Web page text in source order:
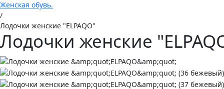
Женская обувь.
/
Лодочки женские "ELPAQO"
Лодочки женские